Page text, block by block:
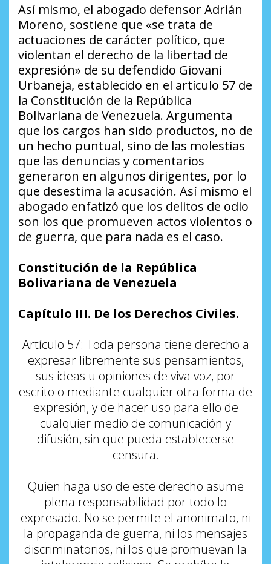
Así mismo, el abogado defensor Adrián
Moreno, sostiene que «se trata de
actuaciones de carácter político, que
violentan el derecho de la libertad de
expresión» de su defendido Giovani
Urbaneja, establecido en el artículo 57 de
la Constitución de la República
Bolivariana de Venezuela. Argumenta
que los cargos han sido productos, no de
un hecho puntual, sino de las molestias
que las denuncias y comentarios
generaron en algunos dirigentes, por lo
que desestima la acusación. Así mismo el
abogado enfatizó que los delitos de odio
son los que promueven actos violentos o
de guerra, que para nada es el caso.
Constitución de la República
Bolivariana de Venezuela
Capítulo III. De los Derechos Civiles.
Artículo 57: Toda persona tiene derecho a
expresar libremente sus pensamientos,
sus ideas u opiniones de viva voz, por
escrito o mediante cualquier otra forma de
expresión, y de hacer uso para ello de
cualquier medio de comunicación y
difusión, sin que pueda establecerse
censura.
Quien haga uso de este derecho asume
plena responsabilidad por todo lo
expresado. No se permite el anonimato, ni
la propaganda de guerra, ni los mensajes
discriminatorios, ni los que promuevan la